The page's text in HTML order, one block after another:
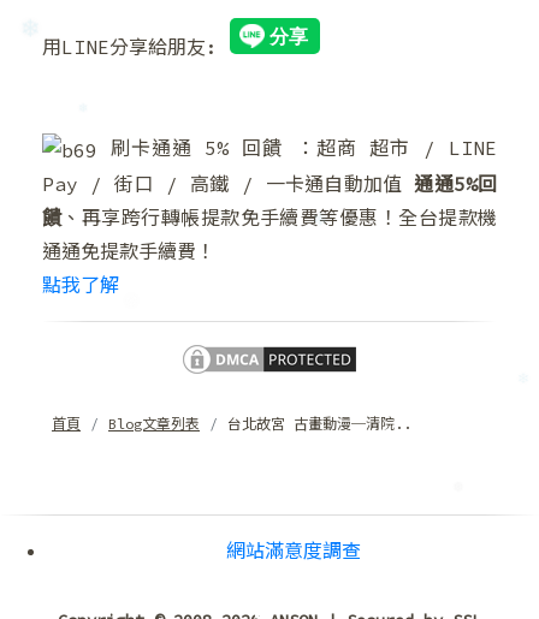
用LINE分享給朋友:
刷卡通通 5% 回饋 ：超商 超市 / LINE
Pay / 街口 / 高鐵 / 一卡通自動加值通通5%回
饋、再享跨行轉帳提款免手續費等優惠！全台提款機
通通免提款手續費！
點我了解
首頁 Blog文章列表 台北故宮 古畫動漫─清院..
網站滿意度調查
❄
❄